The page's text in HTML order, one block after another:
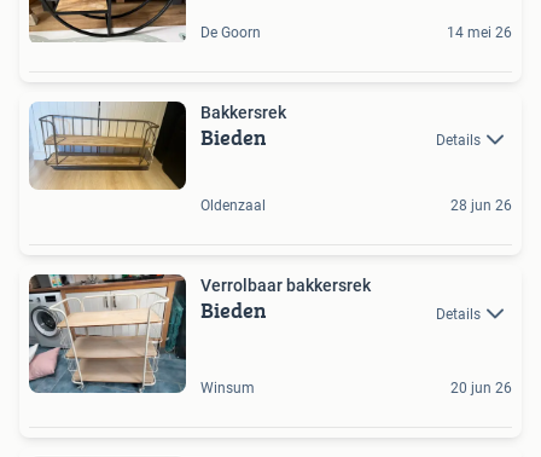
De Goorn 14 mei 26
Bakkersrek
Bieden Details
Oldenzaal 28 jun 26
Verrolbaar bakkersrek
Bieden Details
Winsum 20 jun 26